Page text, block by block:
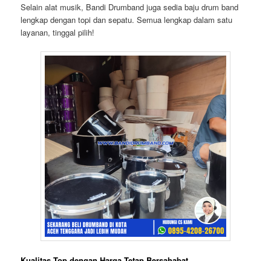
Selain alat musik, Bandi Drumband juga sedia baju drum band
lengkap dengan topi dan sepatu. Semua lengkap dalam satu
layanan, tinggal pilih!